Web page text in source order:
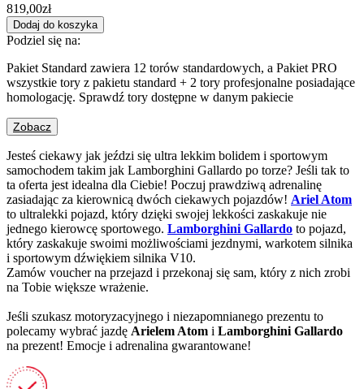
819,00zł
Dodaj do koszyka
Podziel się na:
Pakiet Standard zawiera 12 torów standardowych, a Pakiet PRO
wszystkie tory z pakietu standard + 2 tory profesjonalne posiadające
homologację. Sprawdź tory dostępne w danym pakiecie
Zobacz
Jesteś ciekawy jak jeździ się ultra lekkim bolidem i sportowym
samochodem takim jak Lamborghini Gallardo po torze? Jeśli tak to
ta oferta jest idealna dla Ciebie! Poczuj prawdziwą adrenalinę
zasiadając za kierownicą dwóch ciekawych pojazdów! Ariel Atom
to ultralekki pojazd, który dzięki swojej lekkości zaskakuje nie
jednego kierowcę sportowego. Lamborghini Gallardo to pojazd,
który zaskakuje swoimi możliwościami jezdnymi, warkotem silnika
i sportowym dźwiękiem silnika V10.
Zamów voucher na przejazd i przekonaj się sam, który z nich zrobi
na Tobie większe wrażenie.
Jeśli szukasz motoryzacyjnego i niezapomnianego prezentu to
polecamy wybrać jazdę Arielem Atom i Lamborghini Gallardo
na prezent! Emocje i adrenalina gwarantowane!